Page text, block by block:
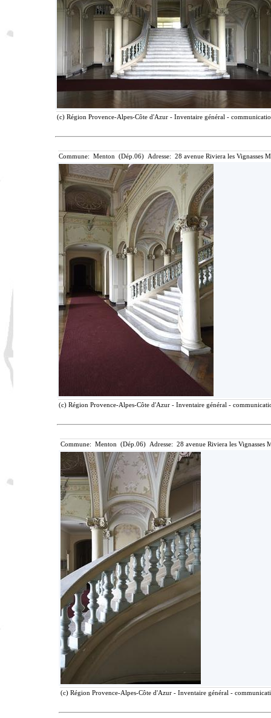
(c) Région Provence-Alpes-Côte d'Azur - Inventaire général -
Commune: Menton (Dép.06) Adresse: 28 avenue Riviera les Vignasses
(c) Région Provence-Alpes-Côte d'Azur - Inventaire général -
Commune: Menton (Dép.06) Adresse: 28 avenue Riviera les
(c) Région Provence-Alpes-Côte d'Azur - Inventaire général -